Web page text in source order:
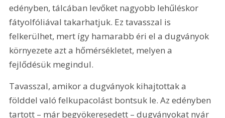
edényben, tálcában levőket nagyobb lehűléskor
fátyolfóliával takarhatjuk. Ez tavasszal is
felkerülhet, mert így hamarabb éri el a dugványok
környezete azt a hőmérsékletet, melyen a
fejlődésük megindul.
Tavasszal, amikor a dugványok kihajtottak a
földdel való felkupacolást bontsuk le. Az edényben
tartott – már begyökeresedett – dugványokat nyár